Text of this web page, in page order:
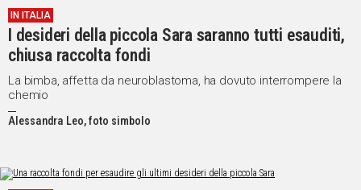
IN ITALIA
I desideri della piccola Sara saranno tutti esauditi,
chiusa raccolta fondi
La bimba, affetta da neuroblastoma, ha dovuto interrompere la
chemio
Alessandra Leo, foto simbolo